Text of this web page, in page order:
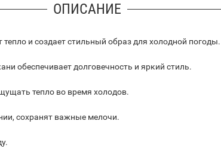
ОПИСАНИЕ
и создает стильный образ для холодной погоды.
обеспечивает долговечность и яркий стиль.
тепло во время холодов.
сохранят важные мелочи.